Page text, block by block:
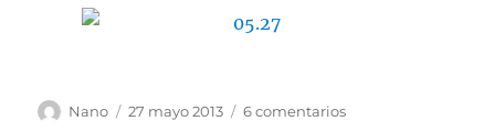
Autor
Nano
Publicado
27 mayo 2013 6 comentariosen